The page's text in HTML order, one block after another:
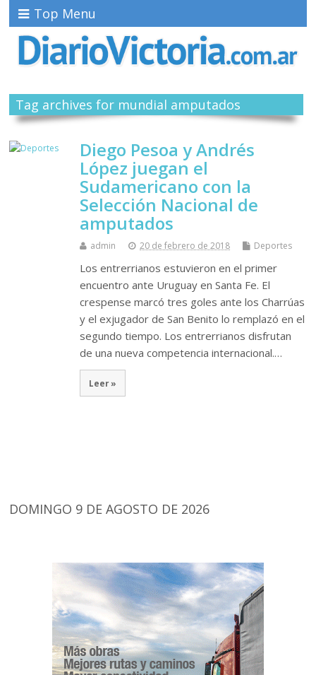
Top Menu
Tag archives for mundial amputados
Diego Pesoa y Andrés
López juegan el
Sudamericano con la
Selección Nacional de
amputados
admin 20 de febrero de 2018 Deportes
Los entrerrianos estuvieron en el primer
encuentro ante Uruguay en Santa Fe. El
crespense marcó tres goles ante los Charrúas
y el exjugador de San Benito lo remplazó en el
segundo tiempo. Los entrerrianos disfrutan
de una nueva competencia internacional.…
Leer »
DOMINGO 9 DE AGOSTO DE 2026